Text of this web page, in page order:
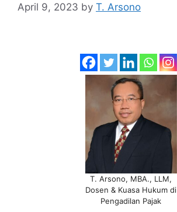
April 9, 2023 by T. Arsono
T. Arsono, MBA., LLM,
Dosen & Kuasa Hukum di
Pengadilan Pajak